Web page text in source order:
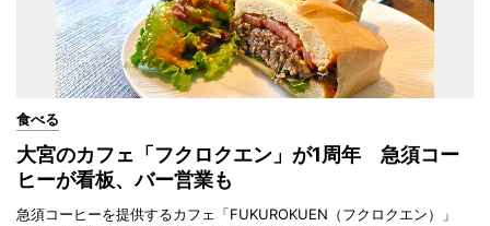
食べる
大宮のカフェ「フクロクエン」が1周年 急須コー
ヒーが看板、バー営業も
急須コーヒーを提供するカフェ「FUKUROKUEN（フクロクエン）」